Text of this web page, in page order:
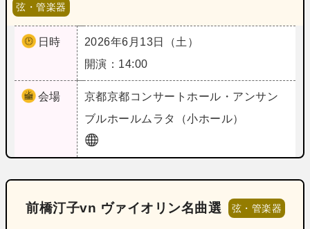
弦・管楽器
日時
2026年6月13日（土）
開演：14:00
会場 京都京都コンサートホール・アンサン
ブルホールムラタ（小ホール）
前橋汀子vn ヴァイオリン名曲選 弦・管楽器